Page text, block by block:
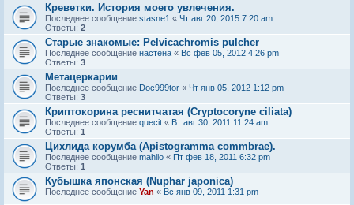
Креветки. История моего увлечения.
Последнее сообщение stasne1 « Чт авг 20, 2015 7:20 am
Ответы: 2
Старые знакомые: Pelvicachromis pulcher
Последнее сообщение настёна « Вс фев 05, 2012 4:26 pm
Ответы: 3
Метацеркарии
Последнее сообщение Doc999tor « Чт янв 05, 2012 1:12 pm
Ответы: 3
Криптокорина реснитчатая (Cryptocoryne ciliata)
Последнее сообщение quecit « Вт авг 30, 2011 11:24 am
Ответы: 1
Цихлида корумба (Apistogramma commbrae).
Последнее сообщение mahllo « Пт фев 18, 2011 6:32 pm
Ответы: 1
Кубышка японская (Nuphar japonica)
Последнее сообщение Yan « Вс янв 09, 2011 1:31 pm